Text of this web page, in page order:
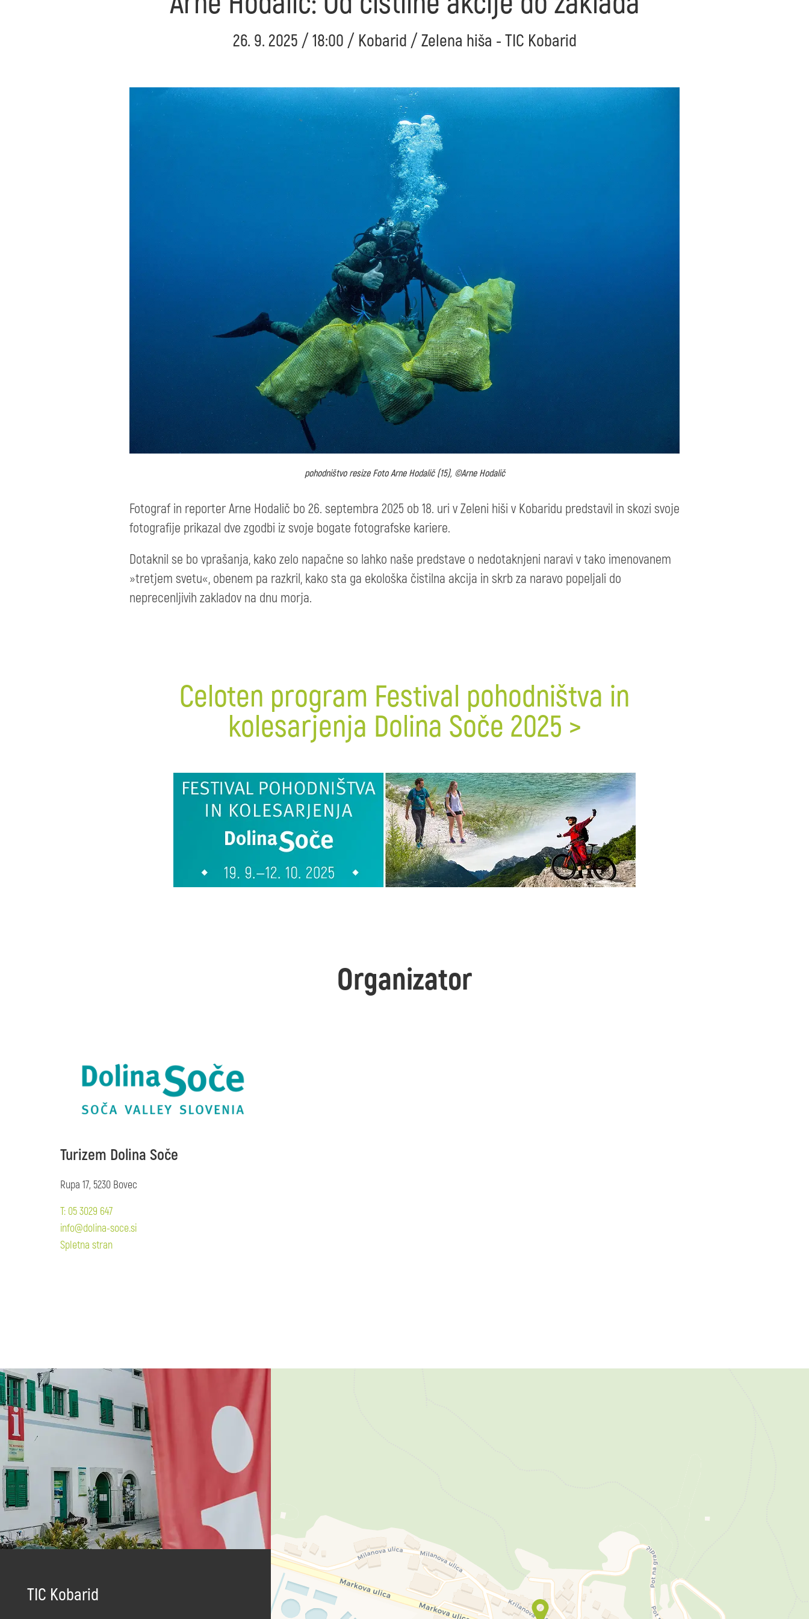
26. 9. 2025 / 18:00 / Kobarid / Zelena hiša - TIC Kobarid
pohodništvo resize Foto Arne Hodalič (15), ©Arne Hodalič
Fotograf in reporter Arne Hodalič bo 26. septembra 2025 ob 18. uri v Zeleni hiši v Kobaridu predstavil in skozi svoje
fotografije prikazal dve zgodbi iz svoje bogate fotografske kariere.
Dotaknil se bo vprašanja, kako zelo napačne so lahko naše predstave o nedotaknjeni naravi v tako imenovanem
»tretjem svetu«, obenem pa razkril, kako sta ga ekološka čistilna akcija in skrb za naravo popeljali do
neprecenljivih zakladov na dnu morja.
Celoten program Festival pohodništva in
kolesarjenja Dolina Soče 2025 >
Organizator
Turizem Dolina Soče
Rupa 17, 5230 Bovec
T: 05 3029 647
info@dolina-soce.si
Spletna stran
TIC Kobarid